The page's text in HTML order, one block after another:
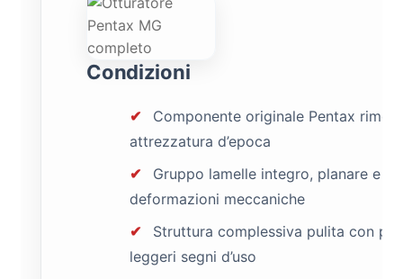
Condizioni
✔
Componente originale Pentax
attrezzatura d’epoca
✔
Gruppo lamelle integro, planare e
deformazioni meccaniche
✔
Struttura complessiva pulita con
leggeri segni d’uso